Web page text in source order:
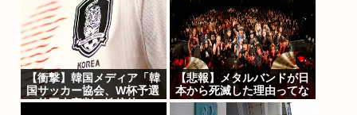
【衝撃】韓国メディア「韓
国サッカー協会、W杯予選
で外国人審判に性接待」
【悲報】メタルバンドが日
本から死滅した理由ってな
に？